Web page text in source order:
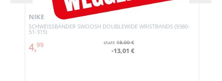
SCHWEISSBÄNDER SWOOSH DOUBLEWIDE WRISTBANDS (9380-
51-315)
NIKE
4,99 statt18,00 €
-13,01 €